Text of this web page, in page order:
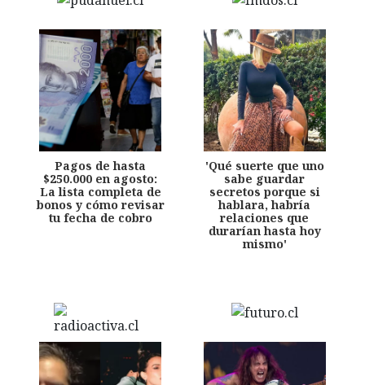
Pagos de hasta
$250.000 en agosto:
La lista completa de
bonos y cómo revisar
tu fecha de cobro
'Qué suerte que uno
sabe guardar
secretos porque si
hablara, habría
relaciones que
durarían hasta hoy
mismo'